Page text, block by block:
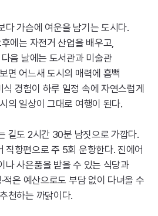
다 가슴에 여운을 남기는 도시다.
에는 자전거 산업을 배우고,
음 날에는 도서관과 미술관
면 어느새 도시의 매력에 흠뻑
경험이 하루 일정 속에 자연스럽게
의 일상이 그대로 여행이 된다.
길도 2시간 30분 남짓으로 가깝다.
직항편으로 주 5회 운항한다. 진에어
나 사은품을 받을 수 있는 식당과
적은 예산으로도 부담 없이 다녀올 수
천하는 까닭이다.